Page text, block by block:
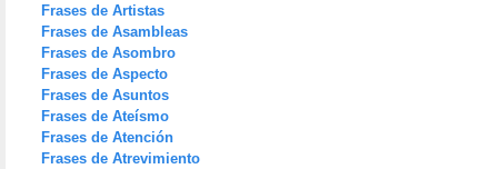
Frases de Artistas
Frases de Asambleas
Frases de Asombro
Frases de Aspecto
Frases de Asuntos
Frases de Ateísmo
Frases de Atención
Frases de Atrevimiento